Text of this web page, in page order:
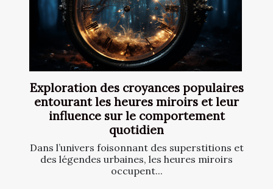
Exploration des croyances populaires
entourant les heures miroirs et leur
influence sur le comportement
quotidien
Dans l’univers foisonnant des superstitions et
des légendes urbaines, les heures miroirs
occupent...